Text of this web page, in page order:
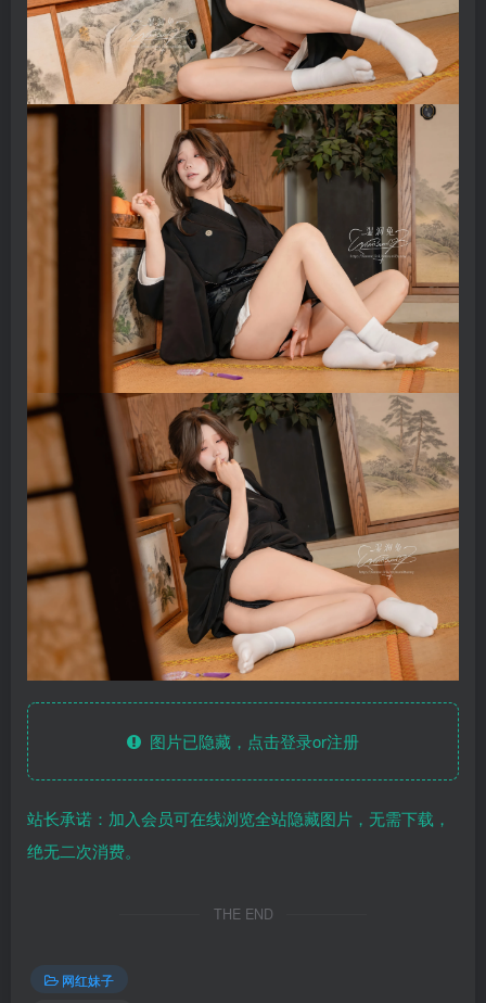
图片已隐藏，点击登录or注册
站长承诺：加入会员可在线浏览全站隐藏图片，无需下载，
绝无二次消费。
THE END
网红妹子